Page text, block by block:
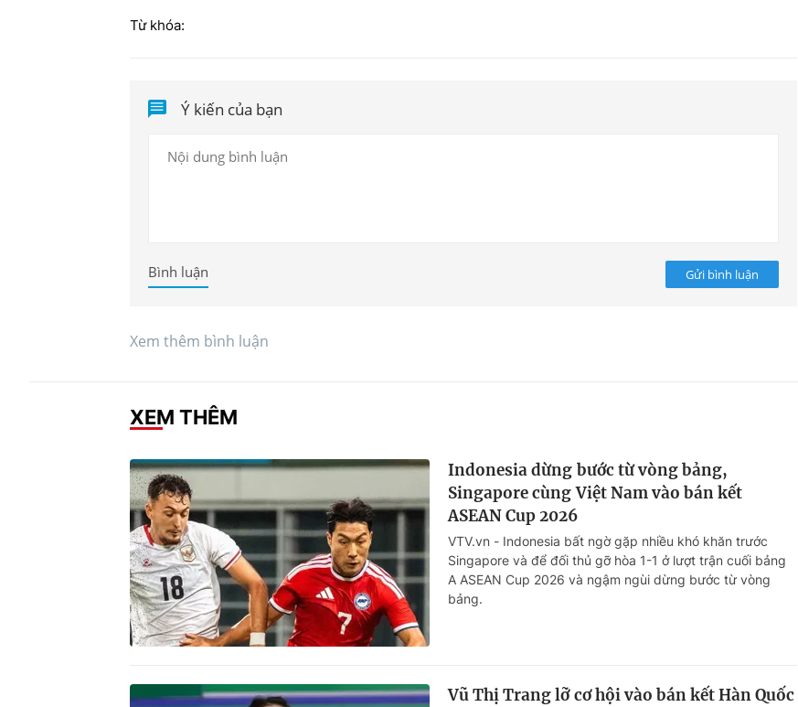
Từ khóa:
Ý kiến của bạn
Gửi bình luận
Bình luận
Xem thêm bình luận
XEM THÊM
Indonesia dừng bước từ vòng bảng,
Singapore cùng Việt Nam vào bán kết
ASEAN Cup 2026
VTV.vn - Indonesia bất ngờ gặp nhiều khó khăn trước
Singapore và để đối thủ gỡ hòa 1-1 ở lượt trận cuối bảng
A ASEAN Cup 2026 và ngậm ngùi dừng bước từ vòng
bảng.
Vũ Thị Trang lỡ cơ hội vào bán kết Hàn Quốc